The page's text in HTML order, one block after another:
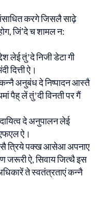
करगे जिसलै साढ़े
जिं'दे च शामल न:
लेई तुंʼदे निजी डेटा गी
दित्ती ऐ।
अनुबंध दे निष्पादन आस्तै
पैह् लें तुंʼदी विनती पर गैं
दे अनुपालन लेई
ऐ।
त्रिये पक्ख आसेआ अपनाए
जरूरी ऐ, सिवाय जित्थै इस
ते स्वतंत्रताएं कन्नै